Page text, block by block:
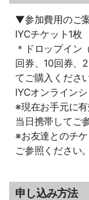
▼参加費用のご
IYCチケット1枚
＊ドロップイン
回券、10回券、
てご購入くださ
IYCオンラインシ
※現在お手元に
当日携帯してご
※お友達とのチ
ご参照ください。
申し込み方法